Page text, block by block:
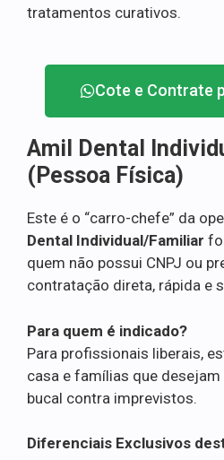
tratamentos curativos.
Cote e Contrate
Amil Dental
(Pessoa Física)
Este é o “carro-chefe” da
Dental Individual/Familiar
quem não possui CNPJ ou
contratação direta, rápida e
Para quem é indicado?
Para profissionais liberais,
casa e famílias que
bucal contra imprevistos.
Diferenciais Exclusivos